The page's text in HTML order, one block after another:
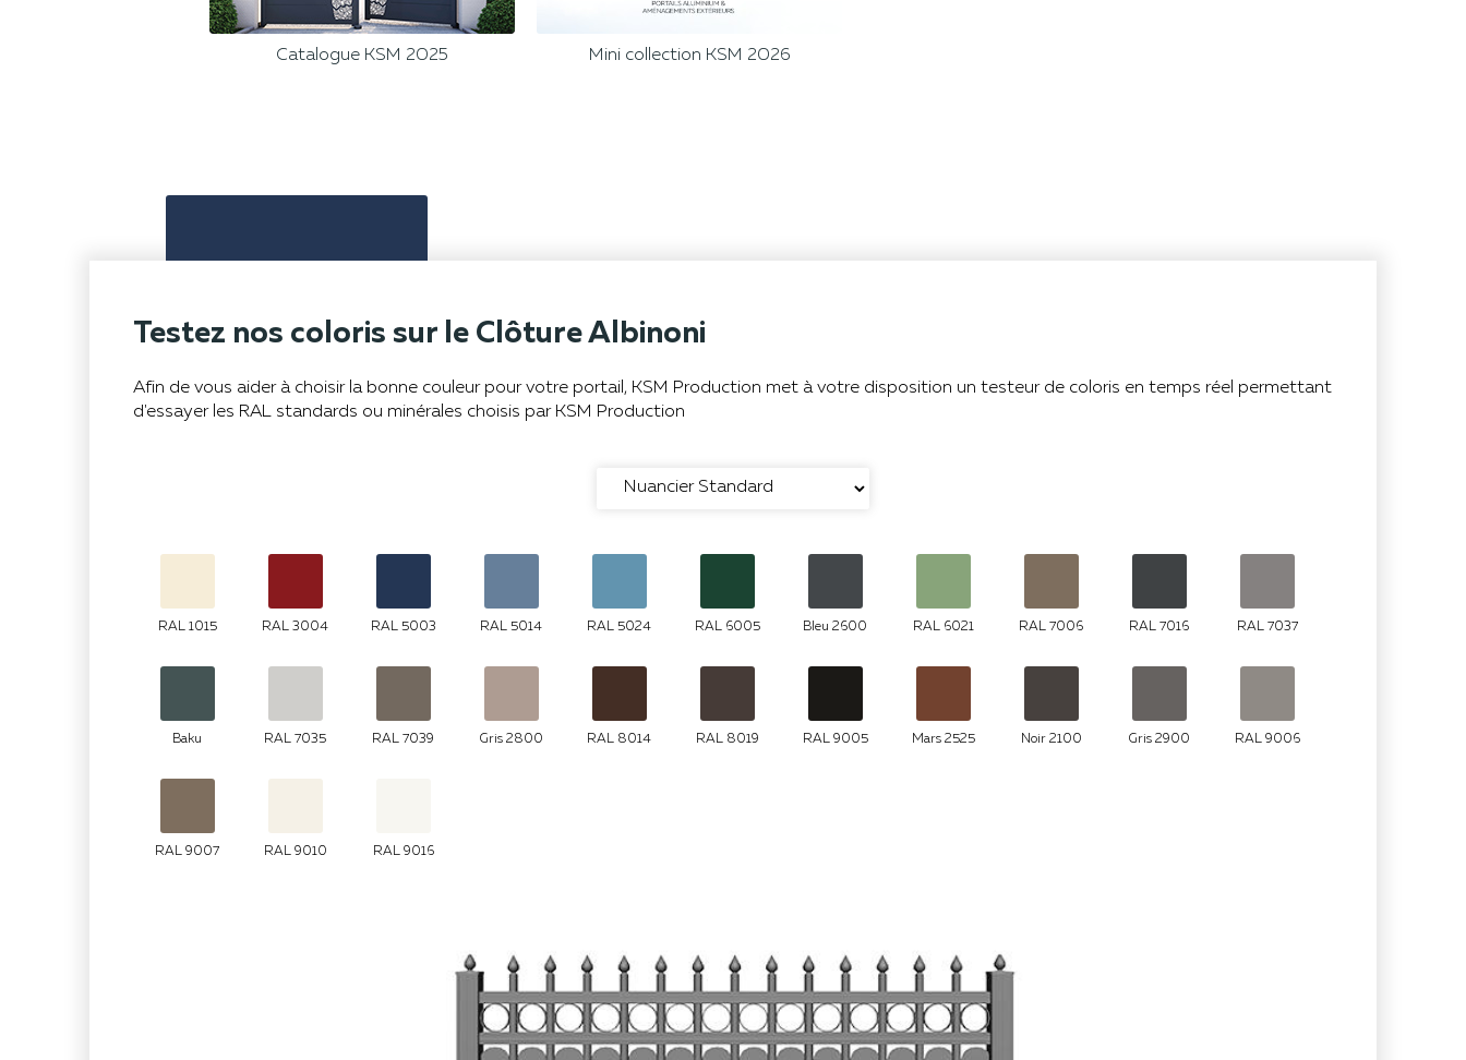
Catalogue KSM 2025 Mini collection KSM 2026
Testez nos coloris sur le Clôture Albinoni
Afin de vous aider à choisir la bonne couleur pour votre portail, KSM Production met à votre disposition un testeur de coloris en temps réel permettant
d'essayer les RAL standards ou minérales choisis par KSM Production
RAL 1015 RAL 3004 RAL 5003 RAL 5014 RAL 5024 RAL 6005 Bleu 2600 RAL 6021 RAL 7006 RAL 7016 RAL 7037
Baku RAL 7035 RAL 7039 Gris 2800 RAL 8014 RAL 8019 RAL 9005 Mars 2525 Noir 2100 Gris 2900 RAL 9006
RAL 9007 RAL 9010 RAL 9016